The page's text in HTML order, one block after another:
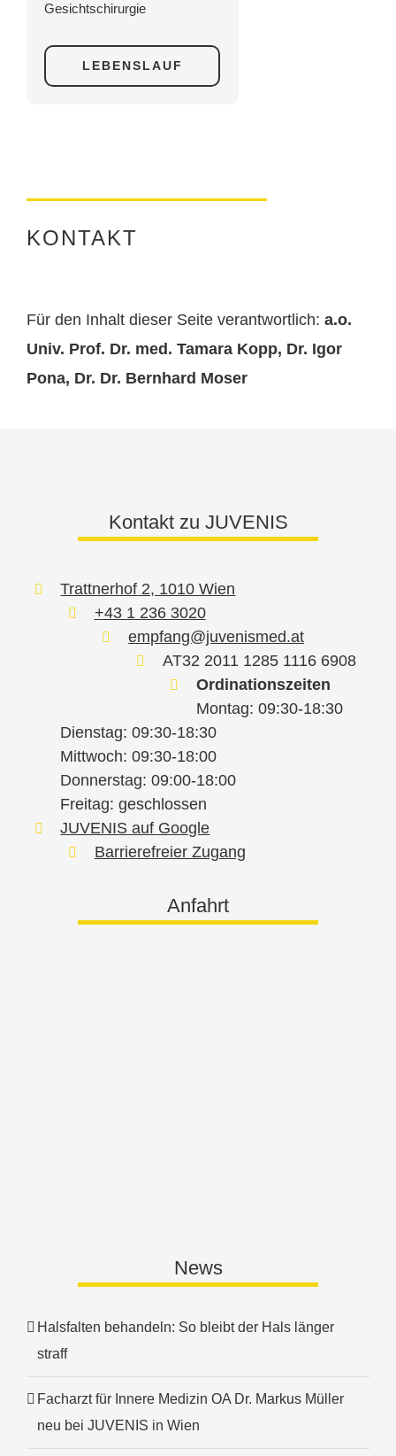
Gesichtschirurgie
LEBENSLAUF
KONTAKT
Für den Inhalt dieser Seite verantwortlich: a.o.
Univ. Prof. Dr. med. Tamara Kopp, Dr. Igor
Pona, Dr. Dr. Bernhard Moser
Kontakt zu JUVENIS
Trattnerhof 2, 1010 Wien
+43 1 236 3020
empfang@juvenismed.at
AT32 2011 1285 1116 6908
Ordinationszeiten
Montag: 09:30-18:30
Dienstag: 09:30-18:30
Mittwoch: 09:30-18:00
Donnerstag: 09:00-18:00
Freitag: geschlossen
JUVENIS auf Google
Barrierefreier Zugang
Anfahrt
News
Halsfalten behandeln: So bleibt der Hals länger
straff
Facharzt für Innere Medizin OA Dr. Markus Müller
neu bei JUVENIS in Wien